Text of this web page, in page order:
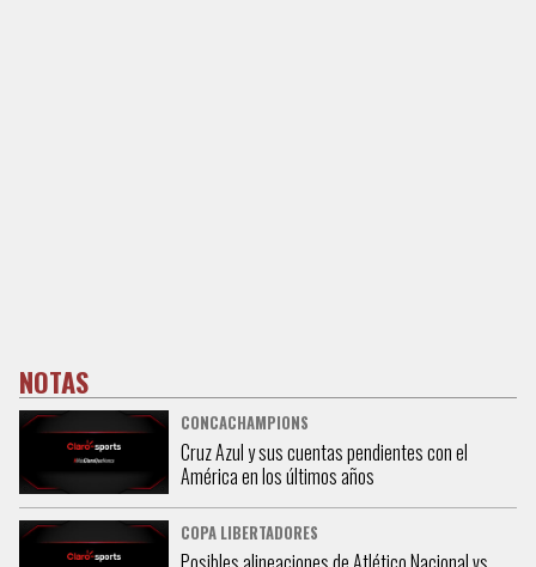
NOTAS
CONCACHAMPIONS
Cruz Azul y sus cuentas pendientes con el
América en los últimos años
COPA LIBERTADORES